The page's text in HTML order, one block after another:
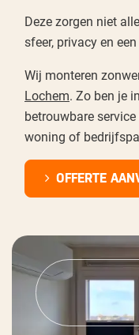
Deze zorgen niet
sfeer, privacy en
Wij monteren
Lochem. Zo ben je
betrouwbare
woning of
OFFERTE